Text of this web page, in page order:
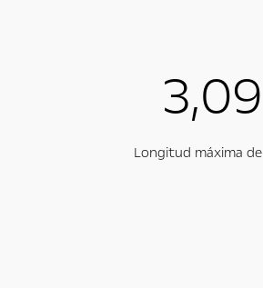
3,09
Longitud máxima